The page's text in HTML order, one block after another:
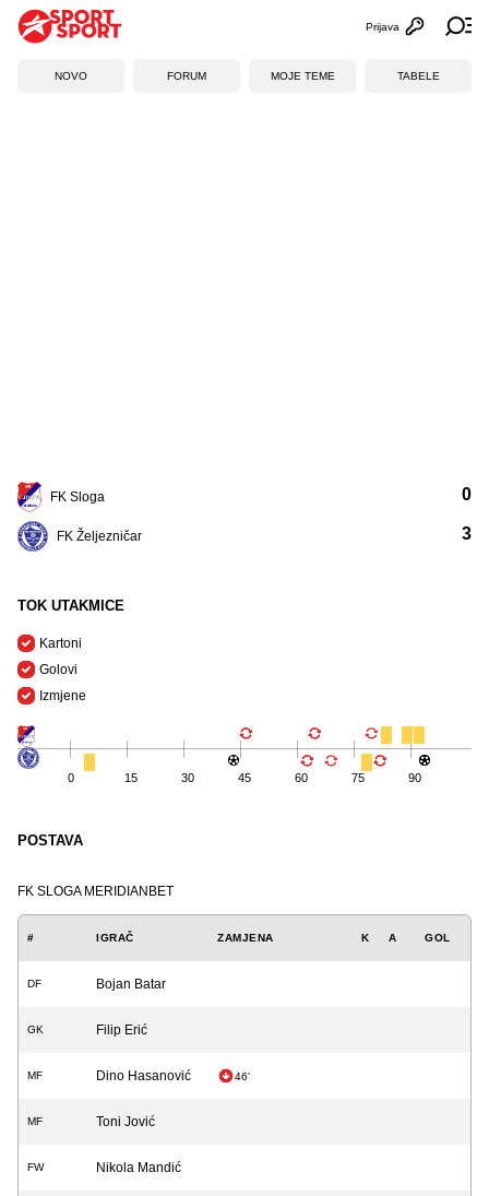
Otvori
Prijava
NOVO FORUM MOJE TEME TABELE
FK Sloga
FK Željezničar
0
3
TOK UTAKMICE
Kartoni
Golovi
Izmjene
0 15 30 45 60 75 90
POSTAVA
FK SLOGA MERIDIANBET
# IGRAČ ZAMJENA K A GOL
DF Bojan Batar
GK Filip Erić
MF Dino Hasanović 46'
MF Toni Jović
FW Nikola Mandić